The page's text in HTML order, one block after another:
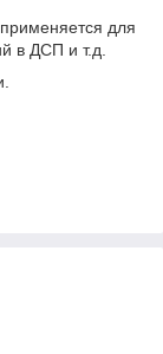
применяется для
в ДСП и т.д.